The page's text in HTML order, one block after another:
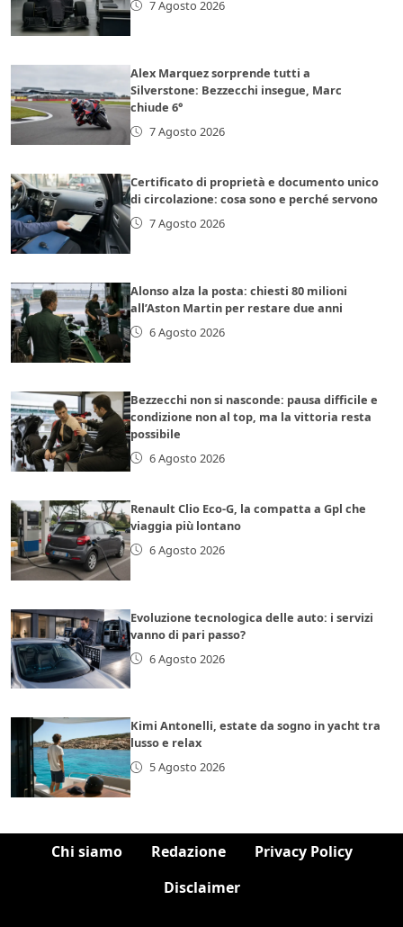
7 Agosto 2026
Alex Marquez sorprende tutti a
Silverstone: Bezzecchi insegue, Marc
chiude 6°
7 Agosto 2026
Certificato di proprietà e documento unico
di circolazione: cosa sono e perché servono
7 Agosto 2026
Alonso alza la posta: chiesti 80 milioni
all’Aston Martin per restare due anni
6 Agosto 2026
Bezzecchi non si nasconde: pausa difficile e
condizione non al top, ma la vittoria resta
possibile
6 Agosto 2026
Renault Clio Eco-G, la compatta a Gpl che
viaggia più lontano
6 Agosto 2026
Evoluzione tecnologica delle auto: i servizi
vanno di pari passo?
6 Agosto 2026
Kimi Antonelli, estate da sogno in yacht tra
lusso e relax
5 Agosto 2026
Chi siamo Redazione
Privacy Policy
Disclaimer